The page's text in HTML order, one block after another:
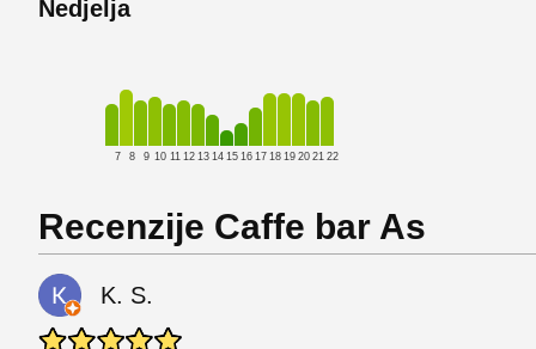
Nedjelja
7 8 9 10 11 12 13 14 15 16 17 18 19 20 21 22
Recenzije Caffe bar As
K. S.